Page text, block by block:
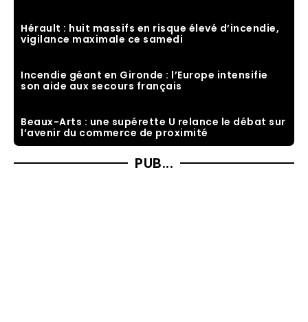
Hérault : huit massifs en risque élevé d’incendie,
vigilance maximale ce samedi
Incendie géant en Gironde : l’Europe intensifie
son aide aux secours français
Beaux-Arts : une supérette U relance le débat sur
l’avenir du commerce de proximité
PUB...